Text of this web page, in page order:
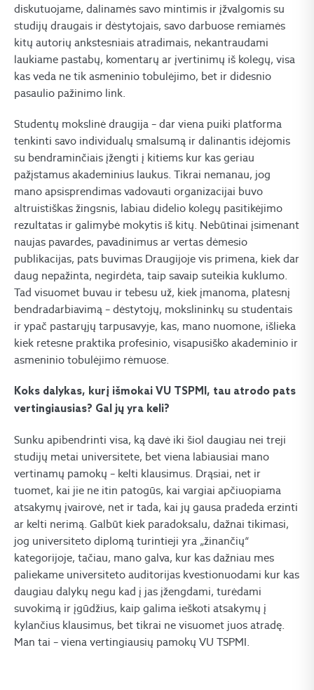
diskutuojame, dalinamės savo mintimis ir įžvalgomis su
studijų draugais ir dėstytojais, savo darbuose remiamės
kitų autorių ankstesniais atradimais, nekantraudami
laukiame pastabų, komentarų ar įvertinimų iš kolegų, visa
kas veda ne tik asmeninio tobulėjimo, bet ir didesnio
pasaulio pažinimo link.
Studentų mokslinė draugija – dar viena puiki platforma
tenkinti savo individualų smalsumą ir dalinantis idėjomis
su bendraminčiais įžengti į kitiems kur kas geriau
pažįstamus akademinius laukus. Tikrai nemanau, jog
mano apsisprendimas vadovauti organizacijai buvo
altruistiškas žingsnis, labiau didelio kolegų pasitikėjimo
rezultatas ir galimybė mokytis iš kitų. Nebūtinai įsimenant
naujas pavardes, pavadinimus ar vertas dėmesio
publikacijas, pats buvimas Draugijoje vis primena, kiek dar
daug nepažinta, negirdėta, taip savaip suteikia kuklumo.
Tad visuomet buvau ir tebesu už, kiek įmanoma, platesnį
bendradarbiavimą – dėstytojų, mokslininkų su studentais
ir ypač pastarųjų tarpusavyje, kas, mano nuomone, išlieka
kiek retesne praktika profesinio, visapusiško akademinio ir
asmeninio tobulėjimo rėmuose.
Koks dalykas, kurį išmokai VU TSPMI, tau atrodo pats
vertingiausias? Gal jų yra keli?
Sunku apibendrinti visa, ką davė iki šiol daugiau nei treji
studijų metai universitete, bet viena labiausiai mano
vertinamų pamokų – kelti klausimus. Drąsiai, net ir
tuomet, kai jie ne itin patogūs, kai vargiai apčiuopiama
atsakymų įvairovė, net ir tada, kai jų gausa pradeda erzinti
ar kelti nerimą. Galbūt kiek paradoksalu, dažnai tikimasi,
jog universiteto diplomą turintieji yra „žinančių“
kategorijoje, tačiau, mano galva, kur kas dažniau mes
paliekame universiteto auditorijas kvestionuodami kur kas
daugiau dalykų negu kad į jas įžengdami, turėdami
suvokimą ir įgūdžius, kaip galima ieškoti atsakymų į
kylančius klausimus, bet tikrai ne visuomet juos atradę.
Man tai – viena vertingiausių pamokų VU TSPMI.